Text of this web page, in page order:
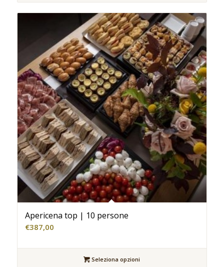
Apericena top | 10 persone
€387,00
Seleziona opzioni